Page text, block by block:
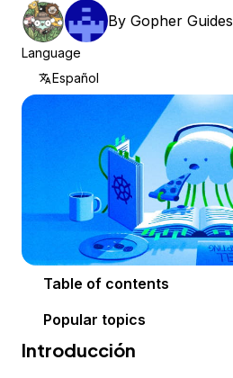
By Gopher Guides
Language
Español
Table of contents
Popular topics
Introducción